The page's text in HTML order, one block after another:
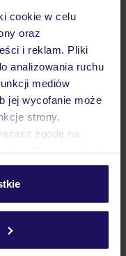
cookie w celu
oraz
i reklam. Pliki
analizowania ruchu
mediów
jej wycofanie może
strony.
zgodę na
w zakładkę
znajdziesz